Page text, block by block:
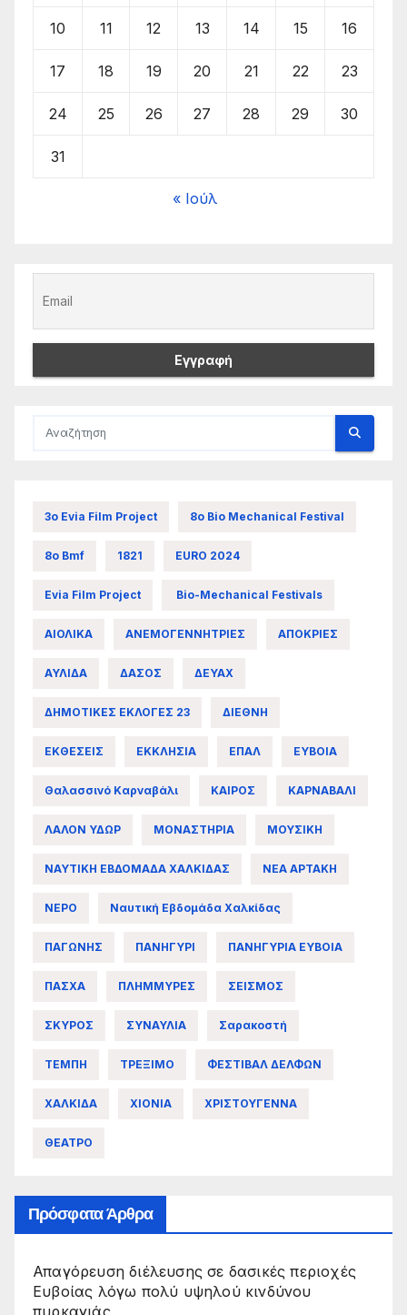
10 11 12 13 14 15 16
17 18 19 20 21 22 23
24 25 26 27 28 29 30
31
« Ιούλ
3ο Evia Film Project 8ο Bio Mechanical Festival
8ο Bmf 1821 EURO 2024
Evia Film Project Bio-Mechanical Festivals
ΑΙΟΛΙΚΑ ΑΝΕΜΟΓΕΝΝΗΤΡΙΕΣ ΑΠΟΚΡΙΕΣ
ΑΥΛΙΔΑ ΔΑΣΟΣ ΔΕΥΑΧ
ΔΗΜΟΤΙΚΕΣ ΕΚΛΟΓΕΣ 23 ΔΙΕΘΝΗ
ΕΚΘΕΣΕΙΣ ΕΚΚΛΗΣΙΑ ΕΠΑΛ ΕΥΒΟΙΑ
Θαλασσινό Καρναβάλι ΚΑΙΡΟΣ ΚΑΡΝΑΒΑΛΙ
ΛΑΛΟΝ ΥΔΩΡ ΜΟΝΑΣΤΗΡΙΑ ΜΟΥΣΙΚΗ
ΝΑΥΤΙΚΗ ΕΒΔΟΜΑΔΑ ΧΑΛΚΙΔΑΣ ΝΕΑ ΑΡΤΑΚΗ
ΝΕΡΟ Ναυτική Εβδομάδα Χαλκίδας
ΠΑΓΩΝΗΣ ΠΑΝΗΓΥΡΙ ΠΑΝΗΓΥΡΙΑ ΕΥΒΟΙΑ
ΠΑΣΧΑ ΠΛΗΜΜΥΡΕΣ ΣΕΙΣΜΟΣ
ΣΚΥΡΟΣ ΣΥΝΑΥΛΙΑ Σαρακοστή
ΤΕΜΠΗ ΤΡΕΞΙΜΟ ΦΕΣΤΙΒΑΛ ΔΕΛΦΩΝ
ΧΑΛΚΙΔΑ ΧΙΟΝΙΑ ΧΡΙΣΤΟΥΓΕΝΝΑ
ΘΕΑΤΡΟ
Πρόσφατα Άρθρα
Απαγόρευση διέλευσης σε δασικές περιοχές
Ευβοίας λόγω πολύ υψηλού κινδύνου
πυρκαγιάς